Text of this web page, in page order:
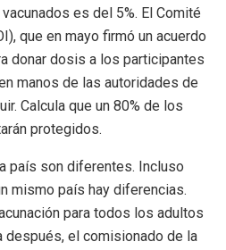
es del 5%. El Comité
que en mayo firmó un acuerdo
donar dosis a los participantes
manos de las autoridades de
Calcula que un 80% de los
protegidos.
país son diferentes. Incluso
mismo país hay diferencias.
para todos los adultos
después, el comisionado de la